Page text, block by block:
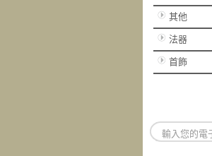
其他
法器
首飾